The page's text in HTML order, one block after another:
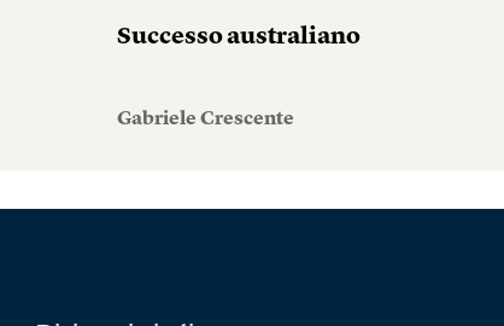
Successo australiano
Gabriele Crescente